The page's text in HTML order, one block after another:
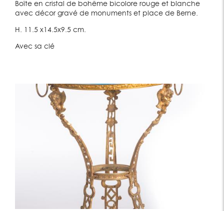
Boîte en cristal de bohême bicolore rouge et blanche
avec décor gravé de monuments et place de Berne.
H. 11.5 x14.5x9.5 cm.
Avec sa clé